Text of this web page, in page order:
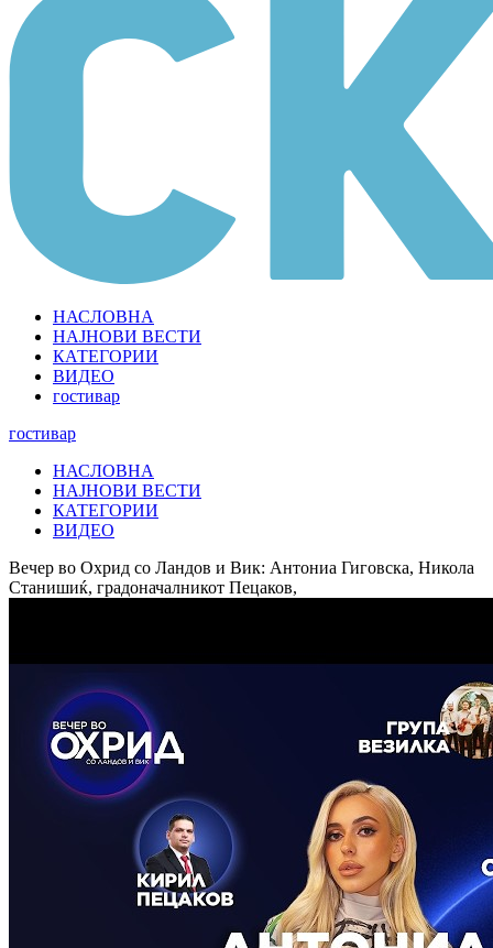
НАСЛОВНА
НАЈНОВИ ВЕСТИ
КАТЕГОРИИ
ВИДЕО
гостивар
гостивар
НАСЛОВНА
НАЈНОВИ ВЕСТИ
КАТЕГОРИИ
ВИДЕО
Вечер во Охрид со Ландов и Вик: Антониа Гиговска, Никола
Станишиќ, градоначалникот Пецаков,